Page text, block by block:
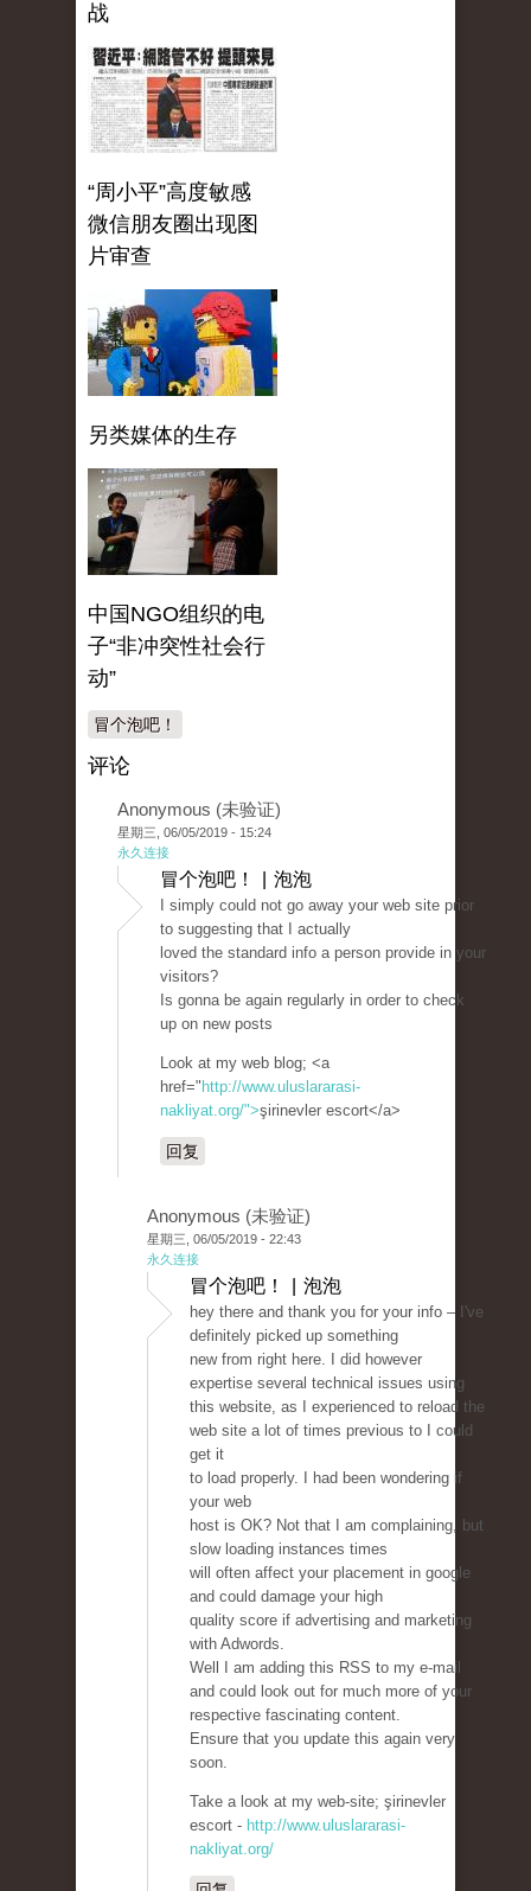
战
“周小平”高度敏感
微信朋友圈出现图
片审查
另类媒体的生存
中国NGO组织的电
子“非冲突性社会行
动”
冒个泡吧！
评论
Anonymous (未验证)
星期三, 06/05/2019 - 15:24
永久连接
冒个泡吧！ | 泡泡
I simply could not go away your web site prior
to suggesting that I actually
loved the standard info a person provide in your
visitors?
Is gonna be again regularly in order to check
up on new posts
Look at my web blog; <a
href=" http://www.uluslararasi-
nakliyat.org/">şirinevler escort</a>
回复
Anonymous (未验证)
星期三, 06/05/2019 - 22:43
永久连接
冒个泡吧！ | 泡泡
hey there and thank you for your info – I've
definitely picked up something
new from right here. I did however
expertise several technical issues using
this website, as I experienced to reload the
web site a lot of times previous to I could
get it
to load properly. I had been wondering if
your web
host is OK? Not that I am complaining, but
slow loading instances times
will often affect your placement in google
and could damage your high
quality score if advertising and marketing
with Adwords.
Well I am adding this RSS to my e-mail
and could look out for much more of your
respective fascinating content.
Ensure that you update this again very
soon.
Take a look at my web-site; şirinevler
escort - http://www.uluslararasi-
nakliyat.org/